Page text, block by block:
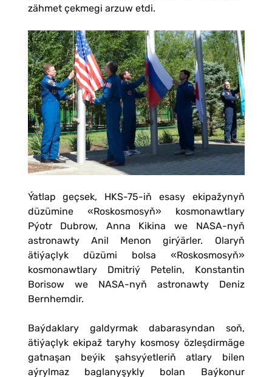
zähmet çekmegi arzuw etdi.
Ýatlap geçsek, HKS-75-iň esasy ekipažynyň
düzümine «Roskosmosyň» kosmonawtlary
Pýotr Dubrow, Anna Kikina we NASA-nyň
astronawty Anil Menon girýärler. Olaryň
ätiýaçlyk düzümi bolsa «Roskosmosyň»
kosmonawtlary Dmitriý Petelin, Konstantin
Borisow we NASA-nyň astronawty Deniz
Bernhemdir.
Baýdaklary galdyrmak dabarasyndan soň,
ätiýaçlyk ekipaž taryhy kosmosy özleşdirmäge
gatnaşan beýik şahsyýetleriň atlary bilen
aýrylmaz baglanyşykly bolan Baýkonur